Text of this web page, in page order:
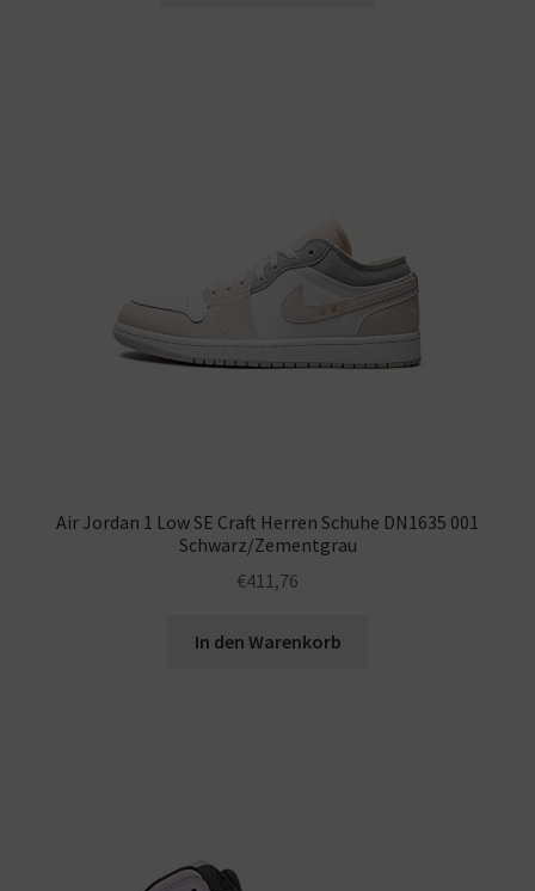
Air Jordan 1 Low SE Craft Herren Schuhe DN1635 001
Schwarz/Zementgrau
€411,76
In den Warenkorb